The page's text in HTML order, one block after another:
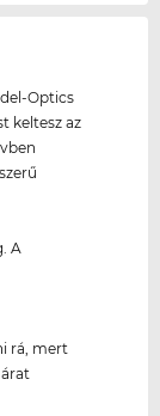
Optics
keltesz az
A
rá, mert